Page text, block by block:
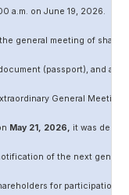
a.m. on June 19, 2026.
general meeting of
(passport), and a
General
May21, 2026, it was
of the next
for participation